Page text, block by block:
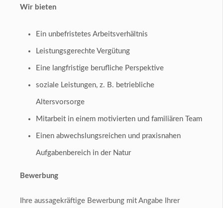
Wir bieten
Ein unbefristetes Arbeitsverhältnis
Leistungsgerechte Vergütung
Eine langfristige berufliche Perspektive
soziale Leistungen, z. B. betriebliche
Altersvorsorge
Mitarbeit in einem motivierten und familiären Team
Einen abwechslungsreichen und praxisnahen
Aufgabenbereich in der Natur
Bewerbung
Ihre aussagekräftige Bewerbung mit Angabe Ihrer